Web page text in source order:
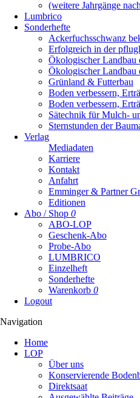
(weitere Jahrgänge
Lumbrico
Sonderhefte
Ackerfuchsschwanz
Erfolgreich in der
Ökologischer Landbau
Ökologischer Landbau
Grünland & Futterbau
Boden verbessern,
Boden verbessern,
Sätechnik für Mulch-
Sternstunden der
Verlag
Mediadaten
Karriere
Kontakt
Anfahrt
Emminger & Partner
Editionen
Abo / Shop 0
ABO-LOP
Geschenk-Abo
Probe-Abo
LUMBRICO
Einzelheft
Sonderhefte
Warenkorb 0
Logout
Navigation
überspringen
Home
LOP
Über uns
Konservierende
Direktsaat